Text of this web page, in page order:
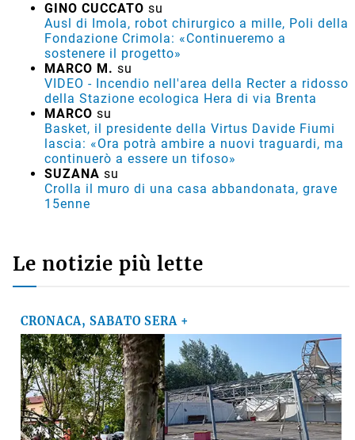
GINO CUCCATO su
Ausl di Imola, robot chirurgico a mille, Poli della
Fondazione Crimola: «Continueremo a
sostenere il progetto»
MARCO M. su
VIDEO - Incendio nell'area della Recter a ridosso
della Stazione ecologica Hera di via Brenta
MARCO su
Basket, il presidente della Virtus Davide Fiumi
lascia: «Ora potrà ambire a nuovi traguardi, ma
continuerò a essere un tifoso»
SUZANA su
Crolla il muro di una casa abbandonata, grave
15enne
Le notizie più lette
CRONACA, SABATO SERA +